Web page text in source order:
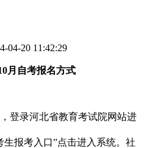
04-20 11:42:29
月 自考报名方式
录河北省教育考试院网站进
报考入口”点击进入系统。社